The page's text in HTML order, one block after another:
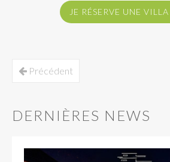
JE RÉSERVE UNE
Précédent
DERNIÈRES NEWS